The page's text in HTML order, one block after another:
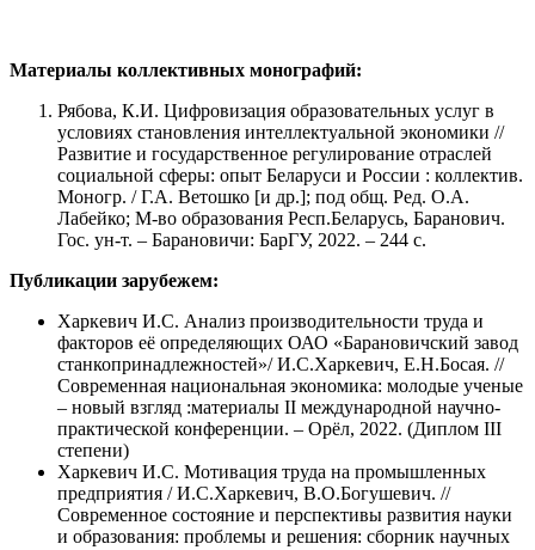
Материалы коллективных монографий:
Рябова, К.И. Цифровизация образовательных услуг в
условиях становления интеллектуальной экономики //
Развитие и государственное регулирование отраслей
социальной сферы: опыт Беларуси и России : коллектив.
Моногр. / Г.А. Ветошко [и др.]; под общ. Ред. О.А.
Лабейко; М-во образования Респ.Беларусь, Баранович.
Гос. ун-т. – Барановичи: БарГУ, 2022. – 244 с.
Публикации зарубежем:
Харкевич И.С. Анализ производительности труда и
факторов её определяющих ОАО «Барановичский завод
станкопринадлежностей»/ И.С.Харкевич, Е.Н.Босая. //
Современная национальная экономика: молодые ученые
– новый взгляд :материалы II международной научно-
практической конференции. – Орёл, 2022. (Диплом III
степени)
Харкевич И.С. Мотивация труда на промышленных
предприятия / И.С.Харкевич, В.О.Богушевич. //
Современное состояние и перспективы развития науки
и образования: проблемы и решения: сборник научных